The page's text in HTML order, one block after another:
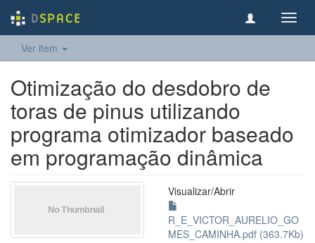
Ver item
Otimização do desdobro de
toras de pinus utilizando
programa otimizador baseado
em programação dinâmica
Visualizar/Abrir
R_E_VICTOR_AURELIO_GO
MES_CAMINHA.pdf (363.7Kb)